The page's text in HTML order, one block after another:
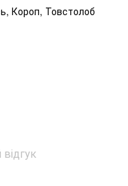
Короп, Товстолоб